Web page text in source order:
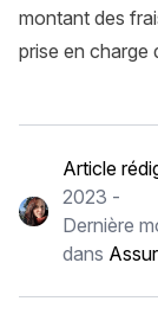
montant des
prise en charge
Article
2023 -
Dernière
dans